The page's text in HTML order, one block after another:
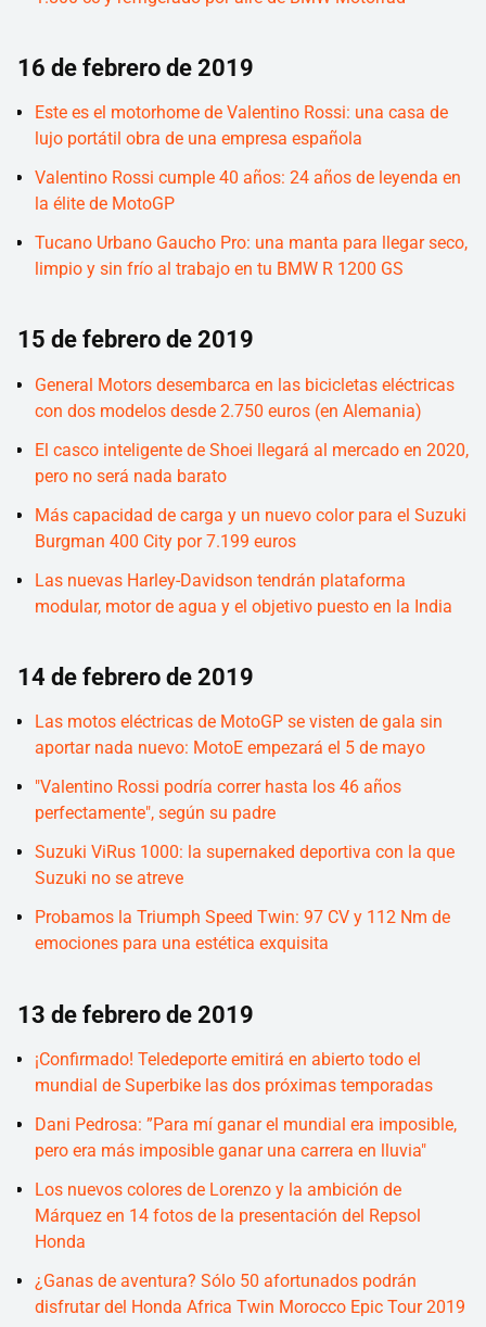
16 de febrero de 2019
Este es el motorhome de Valentino Rossi: una casa de
lujo portátil obra de una empresa española
Valentino Rossi cumple 40 años: 24 años de leyenda en
la élite de MotoGP
Tucano Urbano Gaucho Pro: una manta para llegar seco,
limpio y sin frío al trabajo en tu BMW R 1200 GS
15 de febrero de 2019
General Motors desembarca en las bicicletas eléctricas
con dos modelos desde 2.750 euros (en Alemania)
El casco inteligente de Shoei llegará al mercado en 2020,
pero no será nada barato
Más capacidad de carga y un nuevo color para el Suzuki
Burgman 400 City por 7.199 euros
Las nuevas Harley-Davidson tendrán plataforma
modular, motor de agua y el objetivo puesto en la India
14 de febrero de 2019
Las motos eléctricas de MotoGP se visten de gala sin
aportar nada nuevo: MotoE empezará el 5 de mayo
"Valentino Rossi podría correr hasta los 46 años
perfectamente", según su padre
Suzuki ViRus 1000: la supernaked deportiva con la que
Suzuki no se atreve
Probamos la Triumph Speed Twin: 97 CV y 112 Nm de
emociones para una estética exquisita
13 de febrero de 2019
¡Confirmado! Teledeporte emitirá en abierto todo el
mundial de Superbike las dos próximas temporadas
Dani Pedrosa: ”Para mí ganar el mundial era imposible,
pero era más imposible ganar una carrera en lluvia"
Los nuevos colores de Lorenzo y la ambición de
Márquez en 14 fotos de la presentación del Repsol
Honda
¿Ganas de aventura? Sólo 50 afortunados podrán
disfrutar del Honda Africa Twin Morocco Epic Tour 2019